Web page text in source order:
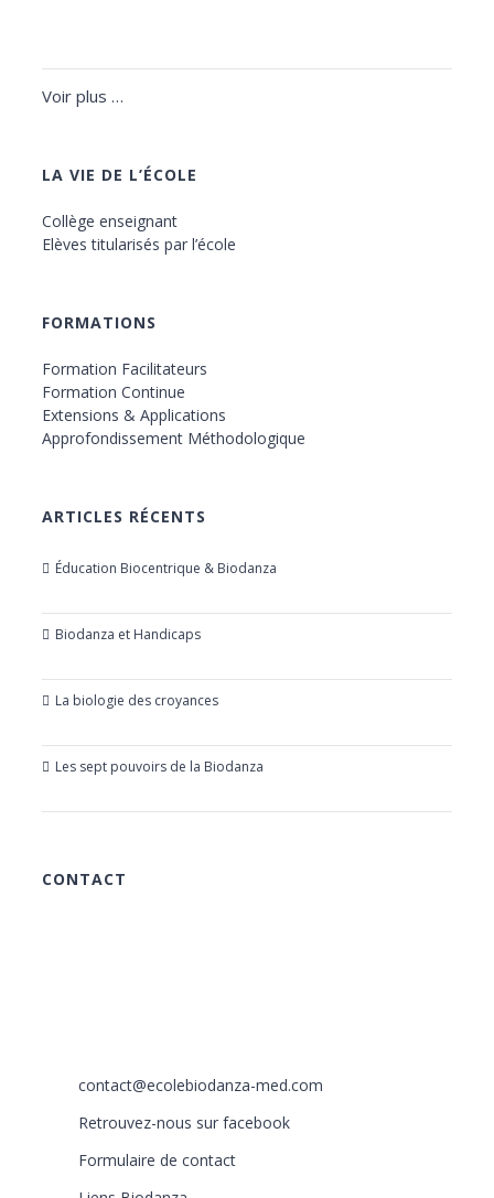
Voir plus …
LA VIE DE L’ÉCOLE
Collège enseignant
Elèves titularisés par l’école
FORMATIONS
Formation Facilitateurs
Formation Continue
Extensions & Applications
Approfondissement Méthodologique
ARTICLES RÉCENTS
Éducation Biocentrique & Biodanza
Biodanza et Handicaps
La biologie des croyances
Les sept pouvoirs de la Biodanza
CONTACT
contact@ecolebiodanza-med.com
Retrouvez-nous sur facebook
Formulaire de contact